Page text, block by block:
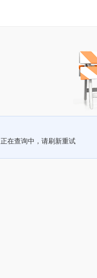
正在查询中，请刷新重试